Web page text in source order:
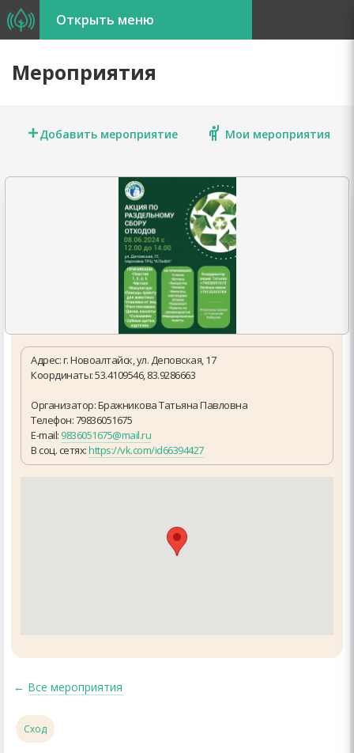
Открыть меню
Мероприятия
Экозащита
Мероприятия
Добавить мероприятие Мои мероприятия
← Все мероприятия
Сход
Адрес: г. Новоалтайск, ул. Деповская, 17
Координаты: 53.4109546, 83.9286663
Организатор: Бражникова Татьяна Павловна
Телефон: 79836051675
E-mail: 9836051675@mail.ru
В соц. сетях:https://vk.com/id66394427